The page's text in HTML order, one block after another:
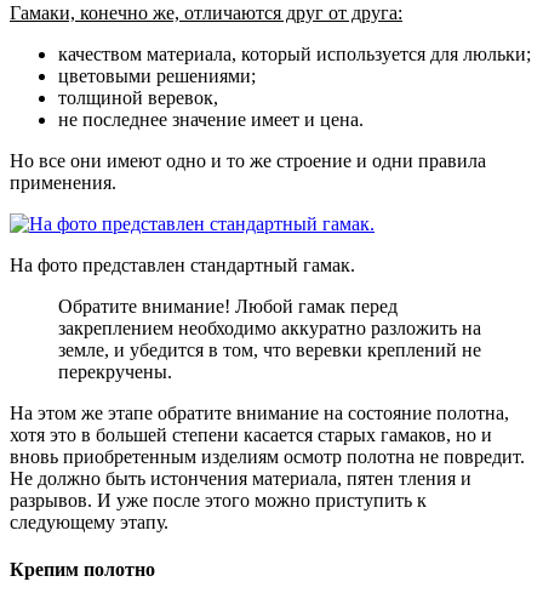
Гамаки, конечно же, отличаются друг от друга:
качеством материала, который используется для люльки;
цветовыми решениями;
толщиной веревок,
не последнее значение имеет и цена.
Но все они имеют одно и то же строение и одни правила
применения.
На фото представлен стандартный гамак.
Обратите внимание! Любой гамак перед
закреплением необходимо аккуратно разложить на
земле, и убедится в том, что веревки креплений не
перекручены.
На этом же этапе обратите внимание на состояние полотна,
хотя это в большей степени касается старых гамаков, но и
вновь приобретенным изделиям осмотр полотна не повредит.
Не должно быть истончения материала, пятен тления и
разрывов. И уже после этого можно приступить к
следующему этапу.
Крепим полотно